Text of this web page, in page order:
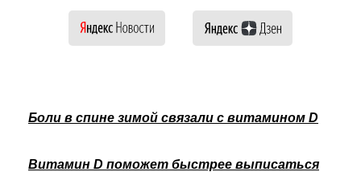
Боли в спине зимой связали с витамином D
Витамин D поможет быстрее выписаться